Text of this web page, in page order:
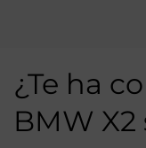
¿Te ha
BMW X2